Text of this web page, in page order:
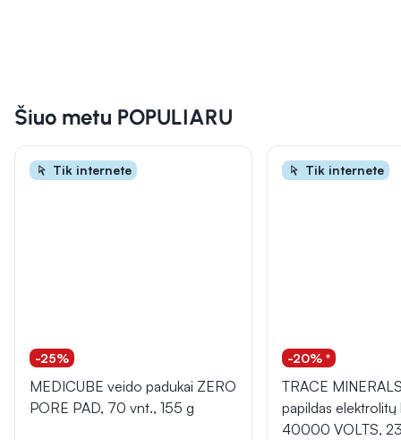
Šiuo metu POPULIARU
Tik internete
-25%
MEDICUBE veido padukai ZERO
PORE PAD, 70 vnt., 155 g
Tik internete
-20% *
TRACE
papildas elektrolitų
40000 VOLTS,